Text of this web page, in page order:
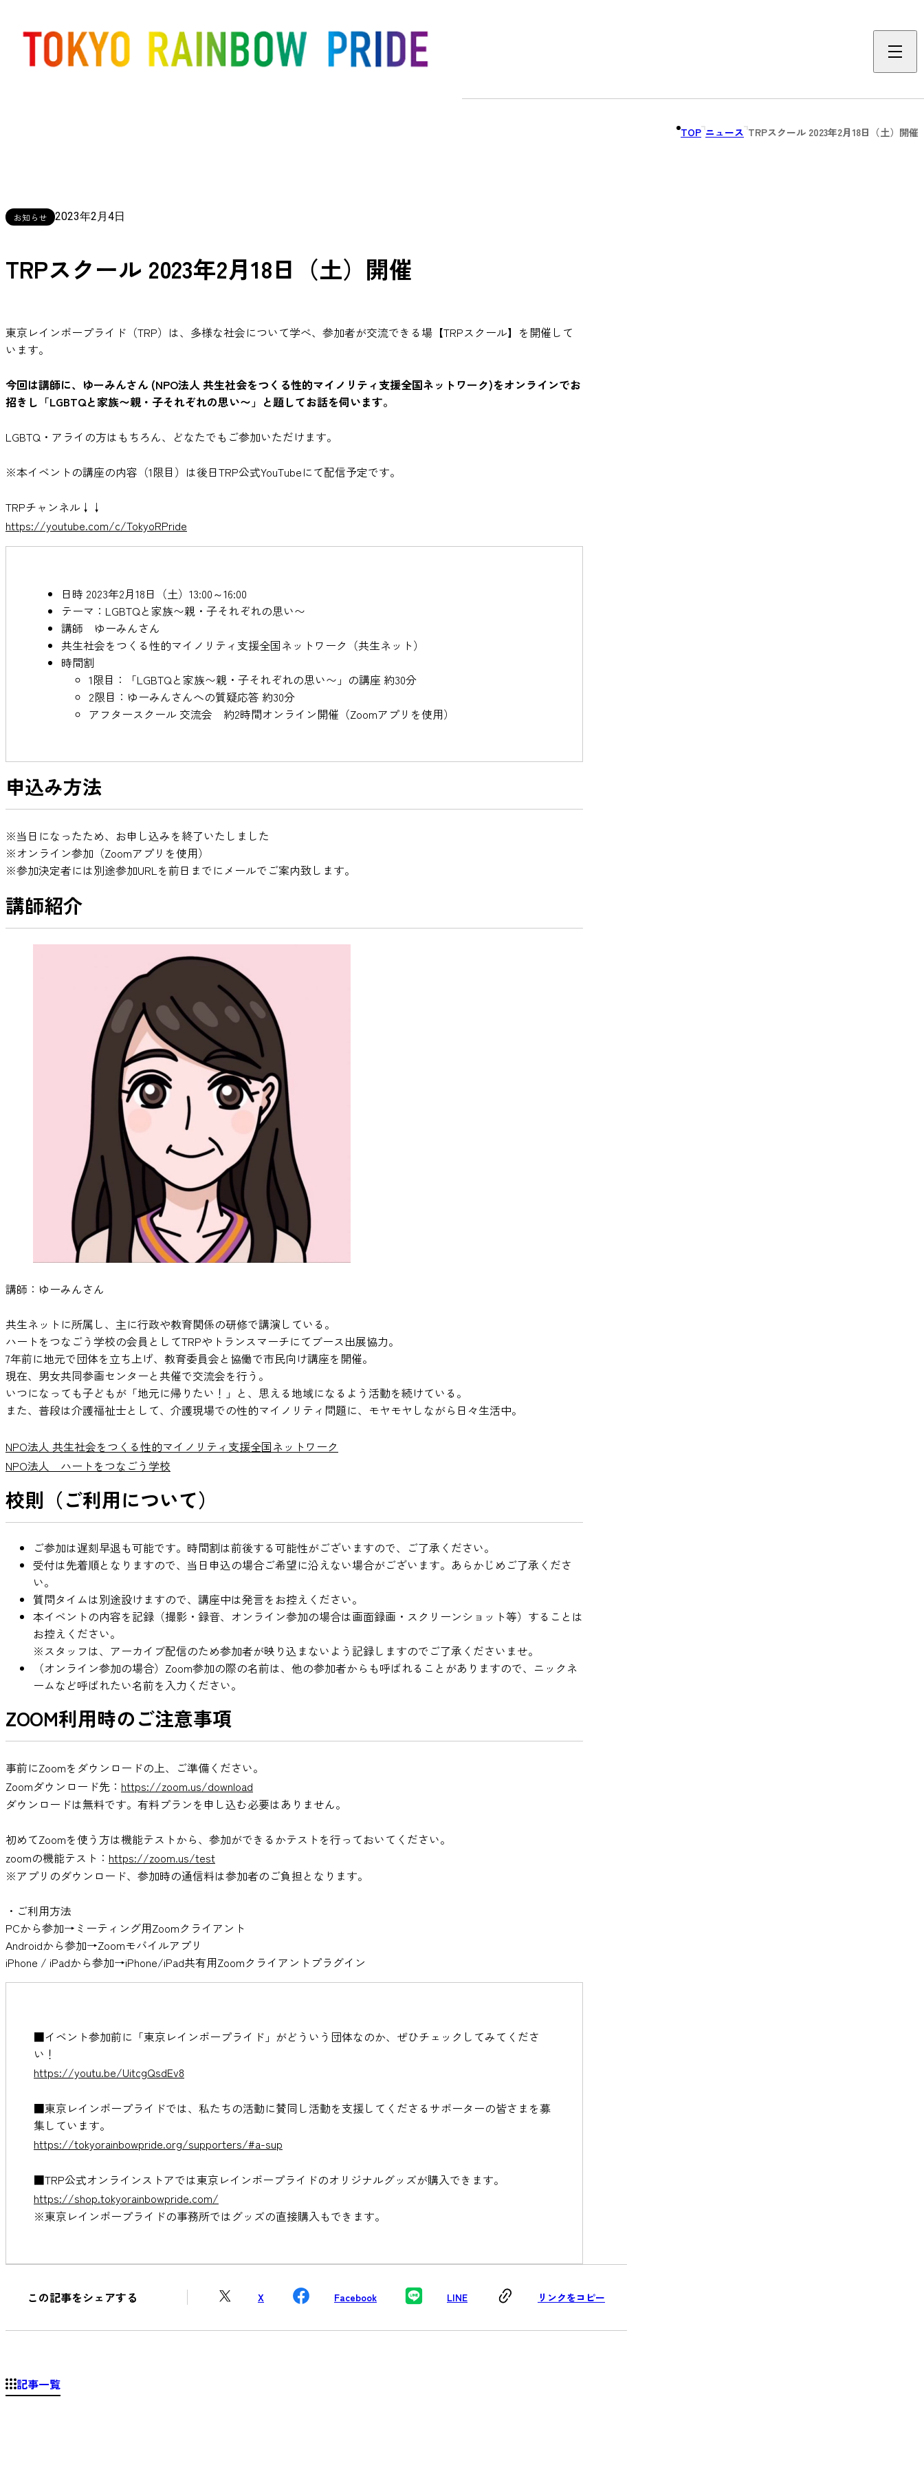
TOP ニュース TRPスクール 2023年2月18日（土）開催
お知らせ 2023年2月4日
TRPスクール 2023年2月18日（土）開催
東京レインボープライド（TRP）は、多様な社会について学べ、参加者が交流できる場【TRPスクール】を開催して
います。
今回は講師に、ゆーみんさん (NPO法人 共生社会をつくる性的マイノリティ支援全国ネットワーク)をオンラインでお
招きし「LGBTQと家族〜親・子それぞれの思い〜」と題してお話を伺います。
LGBTQ・アライの方はもちろん、どなたでもご参加いただけます。
※本イベントの講座の内容（1限目）は後日TRP公式YouTubeにて配信予定です。
TRPチャンネル↓↓
https://youtube.com/c/TokyoRPride
日時 2023年2月18日（土）13:00～16:00
テーマ：LGBTQと家族〜親・子それぞれの思い〜
講師 ゆーみんさん
共生社会をつくる性的マイノリティ支援全国ネットワーク（共生ネット）
時間割
1限目：「LGBTQと家族〜親・子それぞれの思い〜」の講座 約30分
2限目：ゆーみんさんへの質疑応答 約30分
アフタースクール 交流会 約2時間オンライン開催（Zoomアプリを使用）
申込み方法
※当日になったため、お申し込みを終了いたしました
※オンライン参加（Zoomアプリを使用）
※参加決定者には別途参加URLを前日までにメールでご案内致します。
講師紹介
講師：ゆーみんさん
共生ネットに所属し、主に行政や教育関係の研修で講演している。
ハートをつなごう学校の会員としてTRPやトランスマーチにてブース出展協力。
7年前に地元で団体を立ち上げ、教育委員会と協働で市民向け講座を開催。
現在、男女共同参画センターと共催で交流会を行う。
いつになっても子どもが「地元に帰りたい！」と、思える地域になるよう活動を続けている。
また、普段は介護福祉士として、介護現場での性的マイノリティ問題に、モヤモヤしながら日々生活中。
NPO法人 共生社会をつくる性的マイノリティ支援全国ネットワーク
NPO法人 ハートをつなごう学校
校則（ご利用について）
ご参加は遅刻早退も可能です。時間割は前後する可能性がございますので、ご了承ください。
受付は先着順となりますので、当日申込の場合ご希望に沿えない場合がございます。あらかじめご了承くださ
い。
質問タイムは別途設けますので、講座中は発言をお控えください。
本イベントの内容を記録（撮影・録音、オンライン参加の場合は画面録画・スクリーンショット等）することは
お控えください。
※スタッフは、アーカイブ配信のため参加者が映り込まないよう記録しますのでご了承くださいませ。
（オンライン参加の場合）Zoom参加の際の名前は、他の参加者からも呼ばれることがありますので、ニックネ
ームなど呼ばれたい名前を入力ください。
ZOOM利用時のご注意事項
事前にZoomをダウンロードの上、ご準備ください。
Zoomダウンロード先： https://zoom.us/download
ダウンロードは無料です。有料プランを申し込む必要はありません。
初めてZoomを使う方は機能テストから、参加ができるかテストを行っておいてください。
zoomの機能テスト： https://zoom.us/test
※アプリのダウンロード、参加時の通信料は参加者のご負担となります。
・ご利用方法
PCから参加→ミーティング用Zoomクライアント
Androidから参加→Zoomモバイルアプリ
iPhone / iPadから参加→iPhone/iPad共有用Zoomクライアントプラグイン
■イベント参加前に「東京レインボープライド」がどういう団体なのか、ぜひチェックしてみてくださ
い！
https://youtu.be/UitcgQsdEv8
■東京レインボープライドでは、私たちの活動に賛同し活動を支援してくださるサポーターの皆さまを募
集しています。
https://tokyorainbowpride.org/supporters/#a-sup
■TRP公式オンラインストアでは東京レインボープライドのオリジナルグッズが購入できます。
https://shop.tokyorainbowpride.com/
※東京レインボープライドの事務所ではグッズの直接購入もできます。
この記事をシェアする X Facebook LINE リンクをコピー
記事一覧